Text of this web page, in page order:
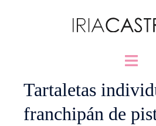
Alternar
Tartaletas
franchipán de